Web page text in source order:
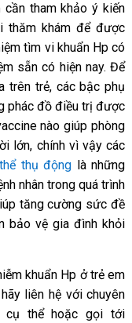
tham khảo ý kiến
thăm khám để được
tìm vi khuẩn Hp có
sẵn có hiện nay. Để
trên trẻ, các bậc phụ
phác đồ điều trị được
nào giúp phòng
lớn, chính vì vậy các
thụ động là những
nhân trong quá trình
tăng cường sức đề
bảo vệ gia đình khỏi
khuẩn Hp ở trẻ em
liên hệ với chuyên
thể hoặc gọi tới